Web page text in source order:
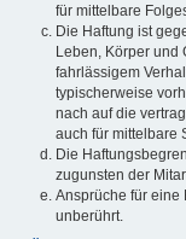
für mittelbare
Die Haftung ist
Leben, Körper und
fahrlässigem
typischerweise
nach auf die
auch für mittelbare
Die
zugunsten der
Ansprüche für eine
unberührt.